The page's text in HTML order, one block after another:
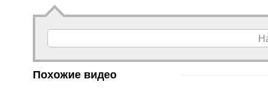
Похожие видео